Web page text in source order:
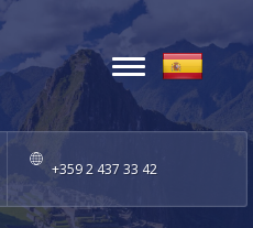
+359 2 437 33 42
Toggle
navigation